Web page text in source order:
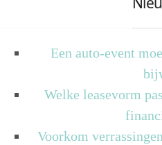
Een auto-event
Welke leasevorm
Voorkom